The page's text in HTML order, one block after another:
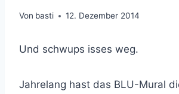
Von basti 12. Dezember 2014
Und schwups isses weg.
Jahrelang hast das BLU-Mural